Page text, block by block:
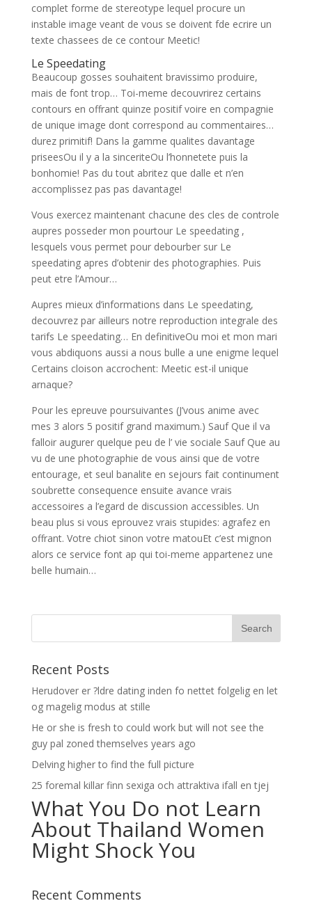
complet forme de stereotype lequel procure un
instable image veant de vous se doivent fde ecrire un
texte chassees de ce contour Meetic!
Le Speedating
Beaucoup gosses souhaitent bravissimo produire,
mais de font trop… Toi-meme decouvrirez certains
contours en offrant quinze positif voire en compagnie
de unique image dont correspond au commentaires…
durez primitif! Dans la gamme qualites davantage
priseesOu il y a la sinceriteOu l’honnetete puis la
bonhomie! Pas du tout abritez que dalle et n’en
accomplissez pas pas davantage!
Vous exercez maintenant chacune des cles de controle
aupres posseder mon pourtour Le speedating ,
lesquels vous permet pour debourber sur Le
speedating apres d’obtenir des photographies. Puis
peut etre l’Amour…
Aupres mieux d’informations dans Le speedating,
decouvrez par ailleurs notre reproduction integrale des
tarifs Le speedating… En definitiveOu moi et mon mari
vous abdiquons aussi a nous bulle a une enigme lequel
Certains cloison accrochent: Meetic est-il unique
arnaque?
Pour les epreuve poursuivantes (J’vous anime avec
mes 3 alors 5 positif grand maximum.) Sauf Que il va
falloir augurer quelque peu de l’ vie sociale Sauf Que au
vu de une photographie de vous ainsi que de votre
entourage, et seul banalite en sejours fait continument
soubrette consequence ensuite avance vrais
accessoires a l’egard de discussion accessibles. Un
beau plus si vous eprouvez vrais stupides: agrafez en
offrant. Votre chiot sinon votre matouEt c’est mignon
alors ce service font ap qui toi-meme appartenez une
belle humain…
Recent Posts
Herudover er ?ldre dating inden fo nettet folgelig en let
og magelig modus at stille
He or she is fresh to could work but will not see the
guy pal zoned themselves years ago
Delving higher to find the full picture
25 foremal killar finn sexiga och attraktiva ifall en tjej
What You Do not Learn
About Thailand Women
Might Shock You
Recent Comments